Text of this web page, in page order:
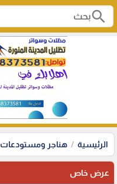
search
الرئيسية هناجر ومستودعات
عرض خاص